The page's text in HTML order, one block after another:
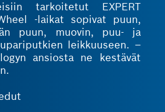
tarkoitetut EXPERT
-laikat sopivat puun,
puun, muovin, puu- ja
leikkuuseen. –
ansiosta ne kestävät